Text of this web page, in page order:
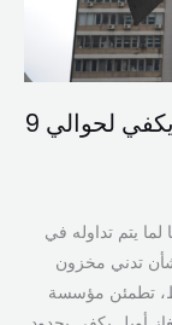
“كهرباء لبنان”: مخزون المحروقات يكفي لحوالي 9
يتم تداوله في
تدني مخزون
أنه يكفي لفترة 4 أيام فقط، تطمئن مؤسسة